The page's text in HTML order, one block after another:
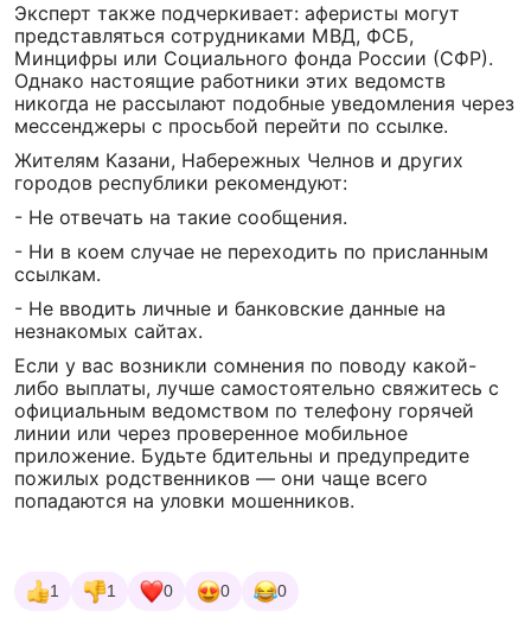
Эксперт также подчеркивает: аферисты могут
представляться сотрудниками МВД, ФСБ,
Минцифры или Социального фонда России (СФР).
Однако настоящие работники этих ведомств
никогда не рассылают подобные уведомления через
мессенджеры с просьбой перейти по ссылке.
Жителям Казани, Набережных Челнов и других
городов республики рекомендуют:
- Не отвечать на такие сообщения.
- Ни в коем случае не переходить по присланным
ссылкам.
- Не вводить личные и банковские данные на
незнакомых сайтах.
Если у вас возникли сомнения по поводу какой-
либо выплаты, лучше самостоятельно свяжитесь с
официальным ведомством по телефону горячей
линии или через проверенное мобильное
приложение. Будьте бдительны и предупредите
пожилых родственников — они чаще всего
попадаются на уловки мошенников.
1 1 0 0 0